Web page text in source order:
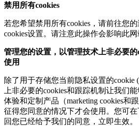
禁用所有cookies
若您希望禁用所有cookies，请前往您
cookies设置。请注意此操作会影响此网
管理您的设置，以管理技术上非必要的
使用
除了用于存储您当前隐私设置的cookie
上非必要的cookies和跟踪机制让我们
体验和定制产品（marketing cookies和
征得您同意的情况下才会使用。您可
回您已经给予我们的同意，立即生效。